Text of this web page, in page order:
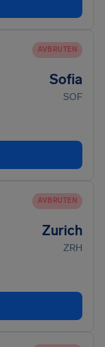
AVBRUTEN
Sofia
SOF
AVBRUTEN
Zurich
ZRH